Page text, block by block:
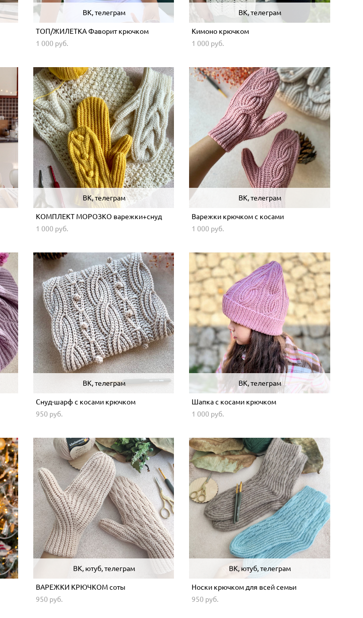
ВК, телеграм
ТОП/ЖИЛЕТКА Фаворит крючком
1 000 pуб.
ВК, телеграм
Кимоно крючком
1 000 pуб.
ВК, телеграм
КОМПЛЕКТ МОРОЗКО варежки+снуд
1 000 pуб.
ВК, телеграм
Варежки крючком с косами
1 000 pуб.
ВК, телеграм
Снуд-шарф с косами крючком
950 pуб.
ВК, телеграм
Шапка с косами крючком
1 000 pуб.
ВК, ютуб, телеграм
ВАРЕЖКИ КРЮЧКОМ соты
950 pуб.
ВК, ютуб, телеграм
Носки крючком для всей семьи
950 pуб.